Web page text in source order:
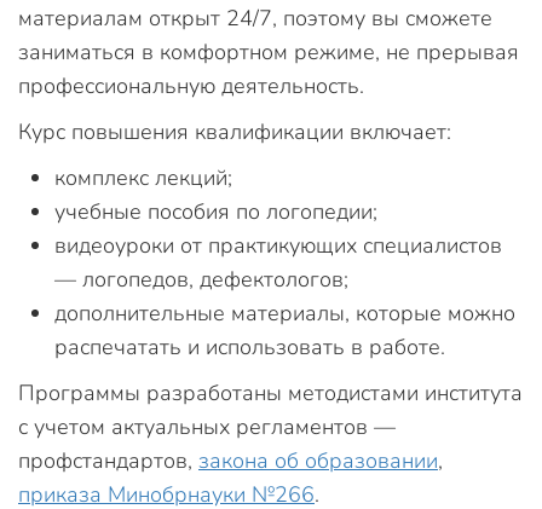
материалам открыт 24/7, поэтому вы сможете
заниматься в комфортном режиме, не прерывая
профессиональную деятельность.
Курс повышения квалификации включает:
комплекс лекций;
учебные пособия по логопедии;
видеоуроки от практикующих специалистов
— логопедов, дефектологов;
дополнительные материалы, которые можно
распечатать и использовать в работе.
Программы разработаны методистами института
с учетом актуальных регламентов —
профстандартов, закона об образовании,
приказа Минобрнауки №266.